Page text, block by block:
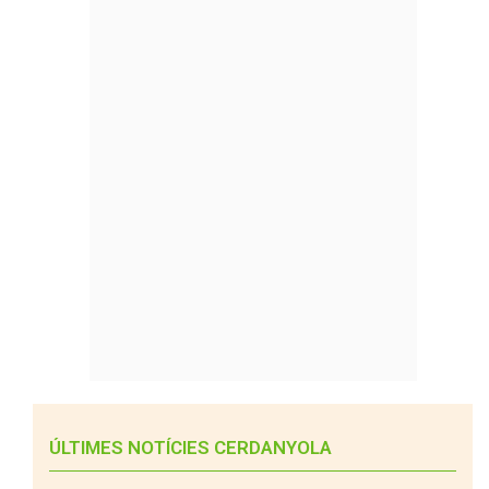
ÚLTIMES NOTÍCIES CERDANYOLA